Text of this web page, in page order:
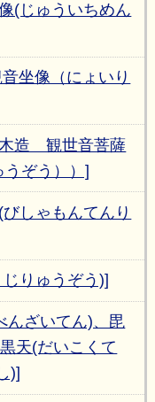
(じゅういちめん
坐像（にょいり
造 観世音菩薩
うぞう））]
しゃもんてんり
りゅうぞう)]
んざいてん)、毘
天(だいこくて
)]